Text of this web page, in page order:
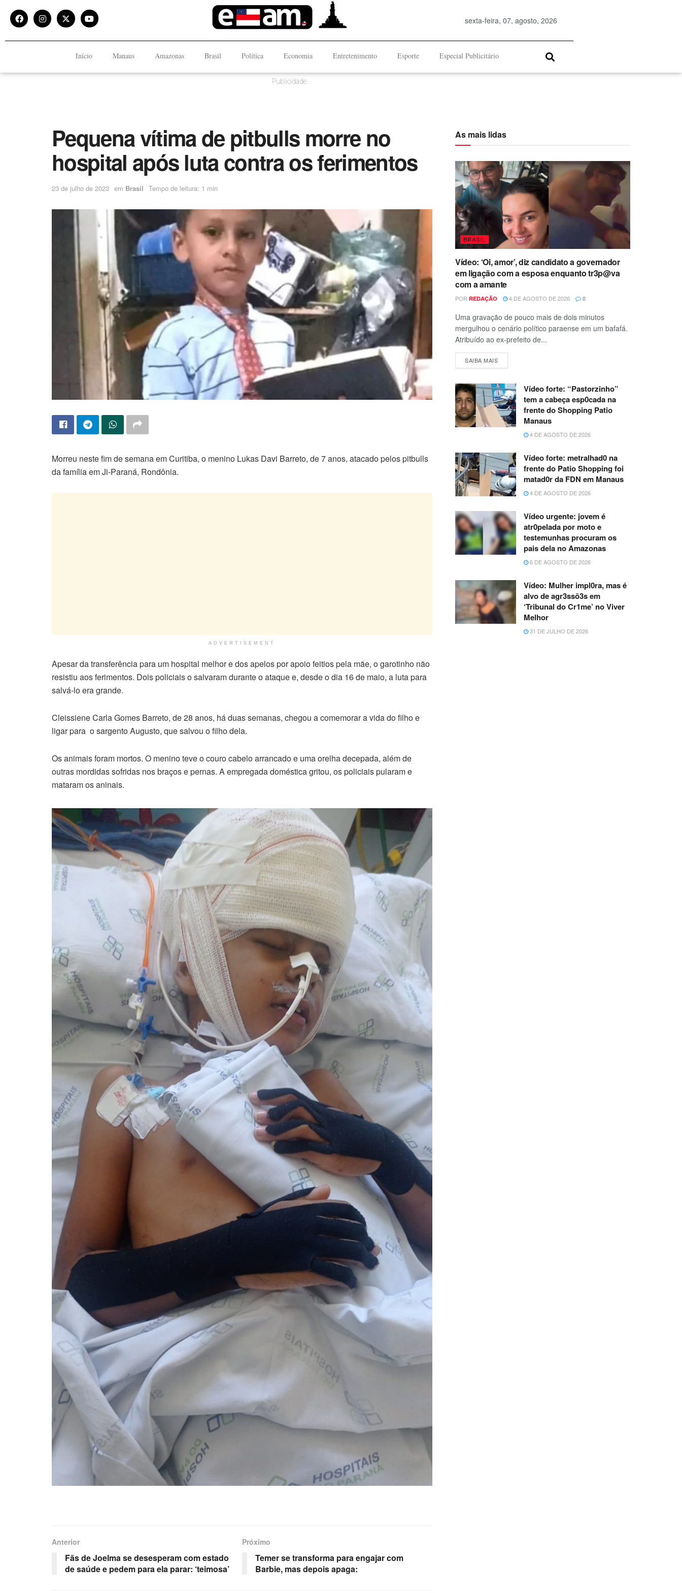
sexta-feira, 07, agosto, 2026
Início Manaus Amazonas Brasil Política Economia Entretenimento Esporte Especial Publicitário
Publicidade
Pequena vítima de pitbulls morre no
hospital após luta contra os ferimentos
23 de julho de 2023 em Brasil Tempo de leitura: 1 min
Morreu neste fim de semana em Curitiba, o menino Lukas Davi Barreto, de 7 anos, atacado pelos pitbulls
da família em Ji-Paraná, Rondônia.
ADVERTISEMENT
Apesar da transferência para um hospital melhor e dos apelos por apoio feitios pela mãe, o garotinho não
resistiu aos ferimentos. Dois policiais o salvaram durante o ataque e, desde o dia 16 de maio, a luta para
salvá-lo era grande.
Cleissiene Carla Gomes Barreto, de 28 anos, há duas semanas, chegou a comemorar a vida do filho e
ligar para o sargento Augusto, que salvou o filho dela.
Os animais foram mortos. O menino teve o couro cabelo arrancado e uma orelha decepada, além de
outras mordidas sofridas nos braços e pernas. A empregada doméstica gritou, os policiais pularam e
mataram os aninais.
Anterior
Fãs de Joelma se desesperam com estado
de saúde e pedem para ela parar: ‘teimosa’
Próximo
Temer se transforma para engajar com
Barbie, mas depois apaga:
As mais lidas
BRASIL
Vídeo: ‘Oi, amor’, diz candidato a governador
em ligação com a esposa enquanto tr3p@va
com a amante
POR REDAÇÃO 4 DE AGOSTO DE 2026 0
Uma gravação de pouco mais de dois minutos
mergulhou o cenário político paraense em um bafafá.
Atribuído ao ex-prefeito de...
SAIBA MAIS
Vídeo forte: “Pastorzinho”
tem a cabeça esp0cada na
frente do Shopping Patio
Manaus
4 DE AGOSTO DE 2026
Vídeo forte: metralhad0 na
frente do Patio Shopping foi
matad0r da FDN em Manaus
4 DE AGOSTO DE 2026
Vídeo urgente: jovem é
atr0pelada por moto e
testemunhas procuram os
pais dela no Amazonas
6 DE AGOSTO DE 2026
Vídeo: Mulher impl0ra, mas é
alvo de agr3ssõ3s em
‘Tribunal do Cr1me’ no Viver
Melhor
31 DE JULHO DE 2026